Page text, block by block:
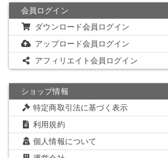
会員ログイン
ダウンロード会員ログイン
アップロード会員ログイン
アフィリエイト会員ログイン
ショップ情報
特定商取引法に基づく表示
利用規約
個人情報について